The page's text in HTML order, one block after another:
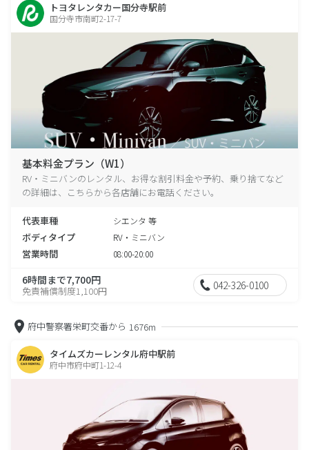
トヨタレンタカー国分寺駅前
国分寺市南町2-17-7
基本料金プラン（W1）
RV・ミニバンのレンタル、お得な割引料金や予約、乗り捨てなど
の詳細は、こちらから各店舗にお電話ください。
代表車種 シエンタ 等
ボディタイプ RV・ミニバン
営業時間 08:00-20:00
6時間まで7,700円
免責補償制度1,100円 042-326-0100
府中警察署栄町交番から 1676m
タイムズカーレンタル府中駅前
府中市府中町1-12-4